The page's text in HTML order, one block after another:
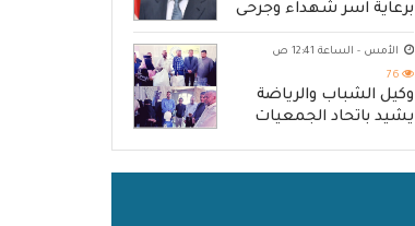
برعاية اسر شهداء وجرحى
الهجوم الإرهابي الحوثي
والرد الحازم على مصدر
التهديد
الأمس - الساعة 12:41 ص
76
وكيل الشباب والرياضة
يشيد باتحاد الجمعيات